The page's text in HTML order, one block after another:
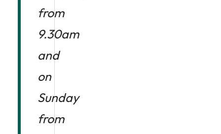
from
9.30am
and
on
Sunday
from